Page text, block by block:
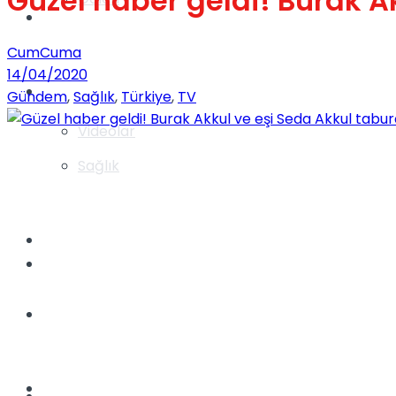
Videolar
Gündem
Yaşam
Sağlık
CumCuma
14/04/2020
Gündem,Sağlık, Türkiye, TV